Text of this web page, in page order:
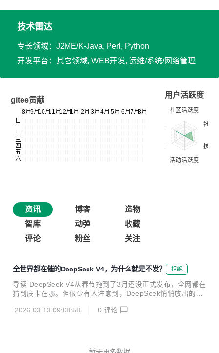
技术雷达
专长领域：J2ME/K-Java, Perl, Python
开发平台：其它领域, WEB开发, 运维/系统/网络管理
gitee贡献
用户活跃度
资讯 博客
造物
智库
动弹
收藏
评论
粉丝 关注
全世界都在催的DeepSeek V4，为什么就是不发？ 拒绝
导读 DeepSeek V4从春节拖到了3月还没正式发布，全网都在
猜到底卡在哪。但很少有人注意到，DeepSeek悄悄放出的两
典"，让它学会查而不是算。这个思路，可能比V4本身更重
千亿个参数、几百GB的显存来"重新推导"一遍。就好像你为了
2026-03-13 09:08:58 0 评论